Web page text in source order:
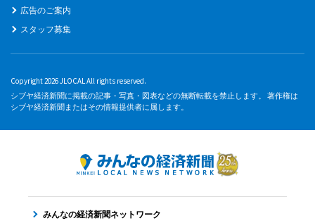
広告のご案内
スタッフ募集
Copyright 2026 JLOCAL All rights reserved.
シブヤ経済新聞に掲載の記事・写真・図表などの無断転載を禁止します。 著作権は
シブヤ経済新聞またはその情報提供者に属します。
みんなの経済新聞ネットワーク